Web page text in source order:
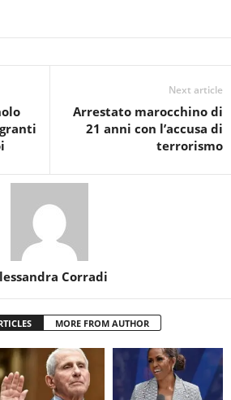
Next article
Arrestato marocchino di
21 anni con l’accusa di
terrorismo
Corradi
MORE FROM AUTHOR